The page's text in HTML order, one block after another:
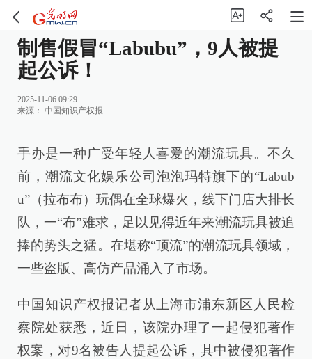
制售假冒“Labubu”，9人被提
起公诉！
2025-11-06 09:29
来源： 中国知识产权报
手办是一种广受年轻人喜爱的潮流玩具。不久
前，潮流文化娱乐公司泡泡玛特旗下的“Labub
u”（拉布布）玩偶在全球爆火，线下门店大排长
队，一“布”难求，足以见得近年来潮流玩具被追
捧的势头之猛。在堪称“顶流”的潮流玩具领域，
一些盗版、高仿产品涌入了市场。
中国知识产权报记者从上海市浦东新区人民检
察院处获悉，近日，该院办理了一起侵犯著作
权案，对9名被告人提起公诉，其中被侵犯著作